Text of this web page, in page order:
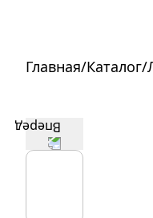
Главная/Каталог/